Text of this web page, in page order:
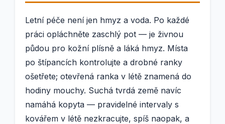
Letní péče není jen hmyz a voda. Po každé
práci opláchněte zaschlý pot — je živnou
půdou pro kožní plísně a láká hmyz. Místa
po štípancích kontrolujte a drobné ranky
ošetřete; otevřená ranka v létě znamená do
hodiny mouchy. Suchá tvrdá země navíc
namáhá kopyta — pravidelné intervaly s
kovářem v létě nezkracujte, spíš naopak, a